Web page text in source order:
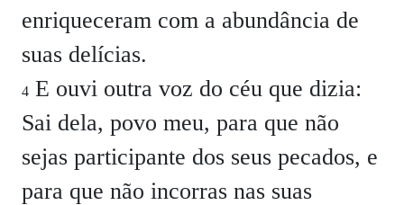
enriqueceram com a abundância de
suas delícias.
4 E ouvi outra voz do céu que dizia:
Sai dela, povo meu, para que não
sejas participante dos seus pecados, e
para que não incorras nas suas